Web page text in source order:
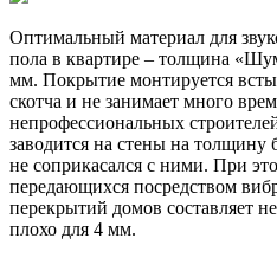
Оптимальный материал для
пола в квартире – толщина
мм. Покрытие монтируется
скотча и не занимает много
непрофессиональных
заводится на стены на толщину
не соприкасался с ними. При
передающихся посредством
перекрытий домов составляет
плохо для 4 мм.